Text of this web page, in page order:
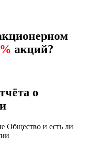
акций?
о
Общество и есть ли